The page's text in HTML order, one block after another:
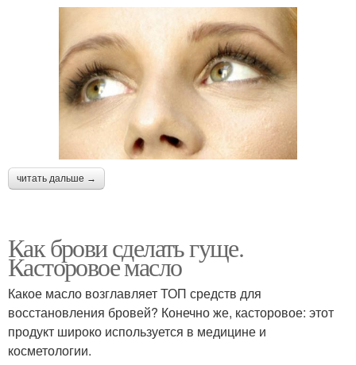
читать дальше →
Как брови сделать гуще.
Касторовое масло
Какое масло возглавляет ТОП средств для
восстановления бровей? Конечно же, касторовое: этот
продукт широко используется в медицине и
косметологии.